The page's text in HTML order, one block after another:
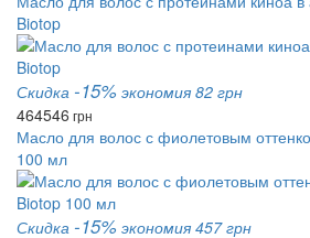
Biotop
Скидка -15% экономия 82 грн
464546 грн
Масло для волос с фиолетовым
100 мл
Скидка -15% экономия 457 грн